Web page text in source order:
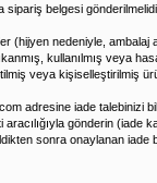
belgesi
(hijyen nedeniyle, ambalaj
kullanılmış veya
veya kişiselleştirilmiş
adresine iade talebinizi
gönderin (iade
sonra onaylanan iade